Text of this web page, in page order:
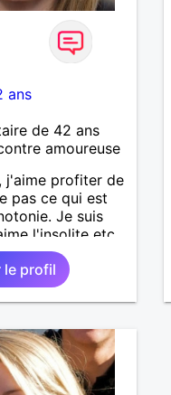
ans
de 42 ans
amoureuse
j'aime profiter de
pas ce qui est
Je suis
l'insolite etc.
le profil